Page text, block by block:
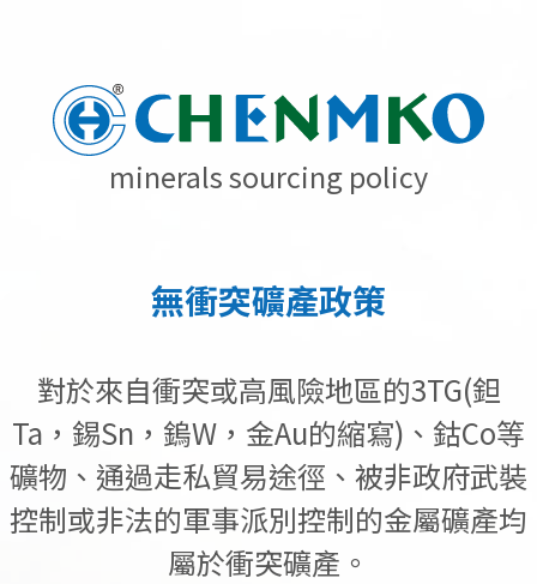
minerals sourcing policy
無衝突礦產政策
對於來自衝突或高風險地區的3TG(鉭
Ta，錫Sn，鎢W，金Au的縮寫)、鈷Co等
礦物、通過走私貿易途徑、被非政府武裝
控制或非法的軍事派別控制的金屬礦產均
屬於衝突礦產。